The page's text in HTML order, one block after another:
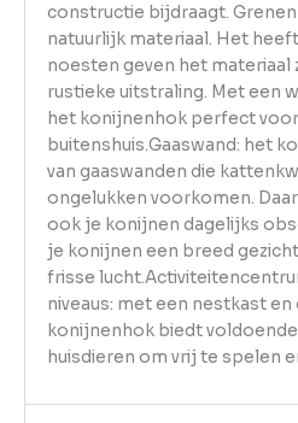
constructie bijdraagt.
natuurlijk materiaal. Het
noesten geven het materiaal
rustieke uitstraling. Met een
het konijnenhok perfect
buitenshuis.Gaaswand: het
van gaaswanden die
ongelukken voorkomen.
ook je konijnen dagelijks
je konijnen een breed
frisse
niveaus: met een nestkast
konijnenhok biedt
huisdieren om vrij te spelen